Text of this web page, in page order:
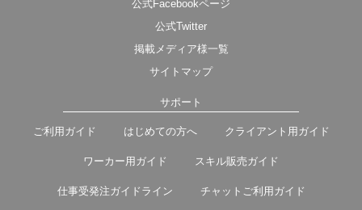
公式Facebookページ
公式Twitter
掲載メディア様一覧
サイトマップ
サポート
ご利用ガイド はじめての方へ クライアント用ガイド
ワーカー用ガイド スキル販売ガイド
仕事受発注ガイドライン チャットご利用ガイド